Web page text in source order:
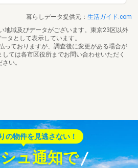
暮らしデータ提供元： 生活ガイド.com
地域及びデータがございます。東京23区以外
タとして表示しています。
っておりますが、調査後に変更がある場合が
ては各市区役所までお問い合わせいただく
い。
の物件を見逃さない！
ュ通知で